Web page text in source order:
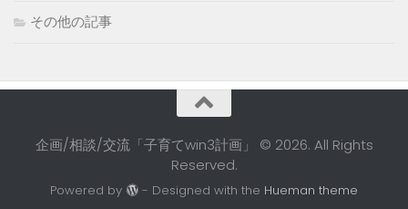
その他の記事
企画/相談/交流「子育てwin3計画」 © 2026. All Rights
Reserved.
Powered by - Designed with the Hueman theme